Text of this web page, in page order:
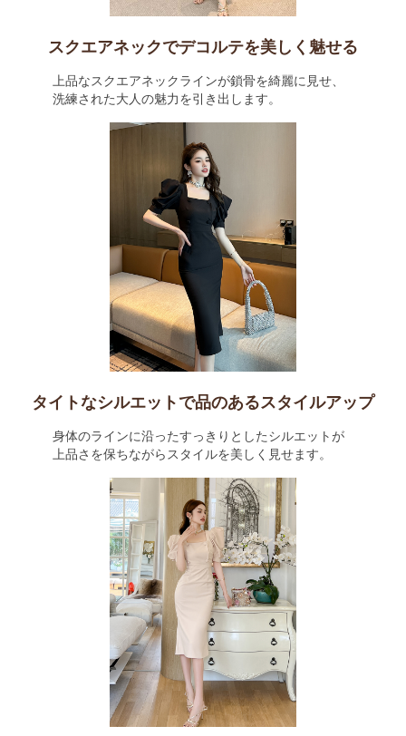
スクエアネックでデコルテを美しく魅せる
上品なスクエアネックラインが鎖骨を綺麗に見せ、
洗練された大人の魅力を引き出します。
タイトなシルエットで品のあるスタイルアップ
身体のラインに沿ったすっきりとしたシルエットが
上品さを保ちながらスタイルを美しく見せます。